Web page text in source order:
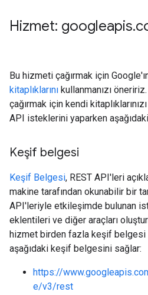
Hizmet: googleapis.
Bu hizmeti çağırmak için
kitaplıklarını kullanmanızı
çağırmak için kendi
API isteklerini yaparken
Keşif belgesi
Keşif Belgesi, REST API'leri
makine tarafından okunabilir bir
API'leriyle etkileşimde bulunan
eklentileri ve diğer araçları
hizmet birden fazla keşif belgesi
aşağıdaki keşif belgesini sağlar:
https://
e/v3/rest